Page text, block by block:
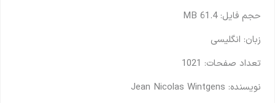
حجم فایل: 61.4 MB
زبان: انگلیسی
تعداد صفحات: 1021
نویسنده: Jean Nicolas Wintgens